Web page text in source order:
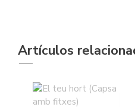
Artículos